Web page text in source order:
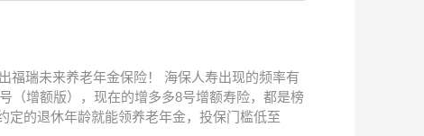
福瑞未来养老年金保险！ 海保人寿出现的频率有
（增额版），现在的增多多8号增额寿险，都是榜
定的退休年龄就能领养老年金，投保门槛低至